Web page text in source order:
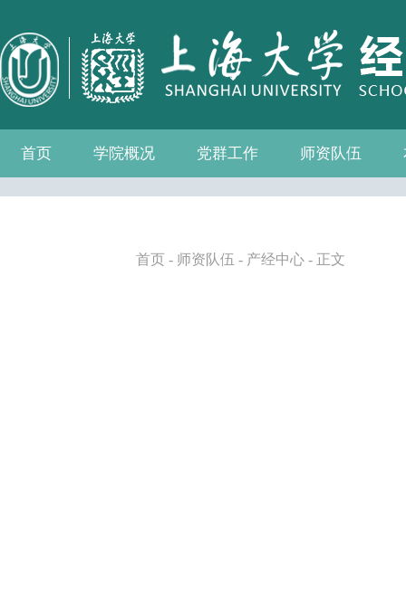
首页 学院概况
学院介绍 学院简介
发展历程
历任院长
现任领导
组织机构
学院愿景
党群工作
党务公开
党的建设
群众团体 工会
青联会
妇委会
退管会
学院制度
师资队伍
教师名录
人事专栏
招聘信息
博士后流动站
首页 - 师资队伍 - 产经中心 - 正文